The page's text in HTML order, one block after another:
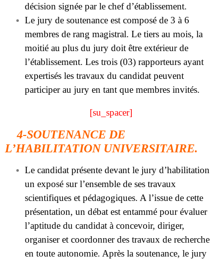
décision signée par le chef d’établissement.
Le jury de soutenance est composé de 3 à 6
membres de rang magistral. Le tiers au mois, la
moitié au plus du jury doit être extérieur de
l’établissement. Les trois (03) rapporteurs ayant
expertisés les travaux du candidat peuvent
participer au jury en tant que membres invités.
[su_spacer]
4-SOUTENANCE DE
L’HABILITATION UNIVERSITAIRE.
Le candidat présente devant le jury d’habilitation
un exposé sur l’ensemble de ses travaux
scientifiques et pédagogiques. A l’issue de cette
présentation, un débat est entammé pour évaluer
l’aptitude du candidat à concevoir, diriger,
organiser et coordonner des travaux de recherche
en toute autonomie. Après la soutenance, le jury